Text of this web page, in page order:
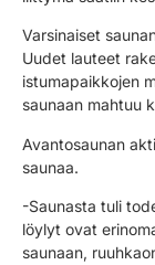
Varsinaiset
Uudet lauteet
istumapaikkojen
saunaan mahtuu
Avantosaunan
saunaa.
-Saunasta tuli
löylyt ovat
saunaan,